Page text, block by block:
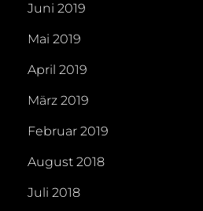
Juni 2019
Mai 2019
April 2019
März 2019
Februar 2019
August 2018
Juli 2018